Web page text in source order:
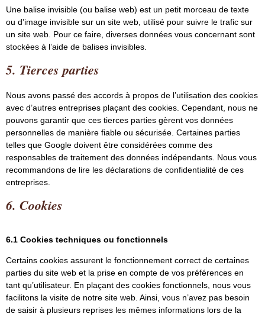
Une balise invisible (ou balise web) est un petit morceau de texte
ou d’image invisible sur un site web, utilisé pour suivre le trafic sur
un site web. Pour ce faire, diverses données vous concernant sont
stockées à l’aide de balises invisibles.
5. Tierces parties
Nous avons passé des accords à propos de l’utilisation des cookies
avec d’autres entreprises plaçant des cookies. Cependant, nous ne
pouvons garantir que ces tierces parties gèrent vos données
personnelles de manière fiable ou sécurisée. Certaines parties
telles que Google doivent être considérées comme des
responsables de traitement des données indépendants. Nous vous
recommandons de lire les déclarations de confidentialité de ces
entreprises.
6. Cookies
6.1 Cookies techniques ou fonctionnels
Certains cookies assurent le fonctionnement correct de certaines
parties du site web et la prise en compte de vos préférences en
tant qu’utilisateur. En plaçant des cookies fonctionnels, nous vous
facilitons la visite de notre site web. Ainsi, vous n’avez pas besoin
de saisir à plusieurs reprises les mêmes informations lors de la